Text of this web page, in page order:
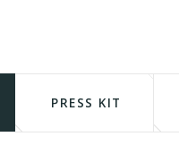
PRESS KIT